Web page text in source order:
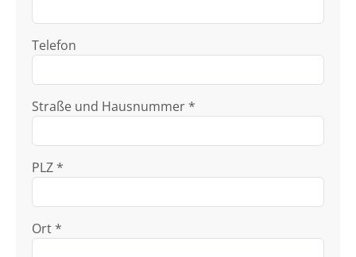
Telefon
Straße und Hausnummer *
PLZ *
Ort *